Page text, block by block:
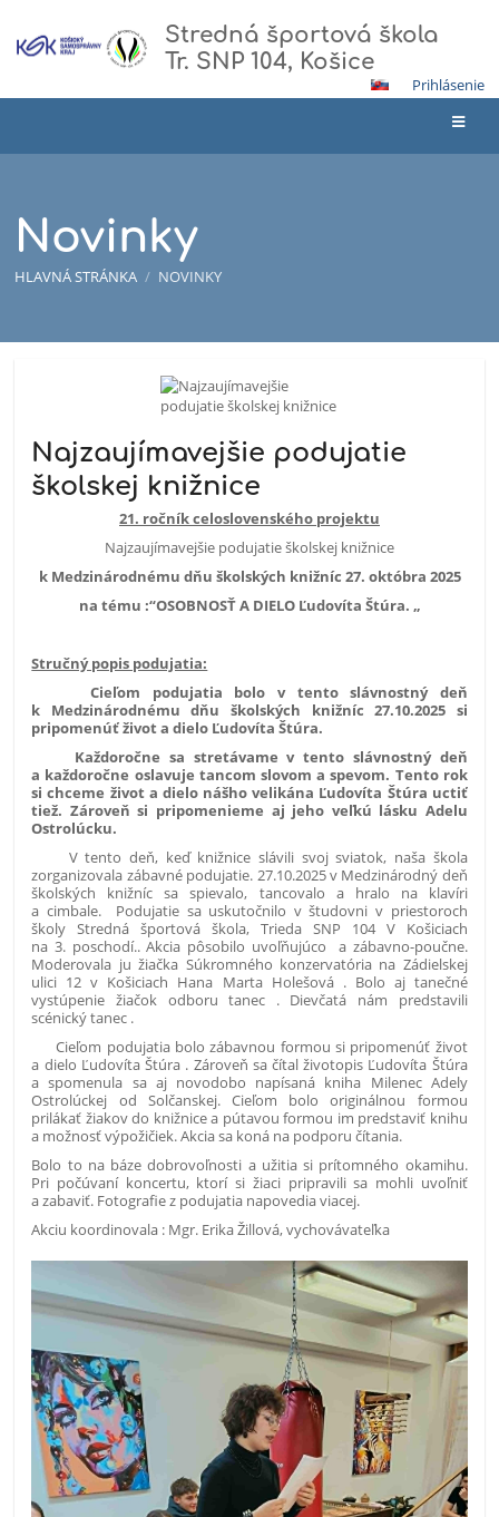
Stredná športová škola
Tr. SNP 104, Košice
Prihlásenie
Novinky
HLAVNÁ STRÁNKA / NOVINKY
Najzaujímavejšie podujatie
školskej knižnice
21. ročník celoslovenského projektu
Najzaujímavejšie podujatie školskej knižnice
k Medzinárodnému dňu školských knižníc 27. októbra 2025
na tému :“OSOBNOSŤ A DIELO Ľudovíta Štúra. „
Stručný popis podujatia:
Cieľom podujatia bolo v tento slávnostný deň
k Medzinárodnému dňu školských knižníc 27.10.2025 si
pripomenúť život a dielo Ľudovíta Štúra.
Každoročne sa stretávame v tento slávnostný deň
a každoročne oslavuje tancom slovom a spevom. Tento rok
si chceme život a dielo nášho velikána Ľudovíta Štúra uctiť
tiež. Zároveň si pripomenieme aj jeho veľkú lásku Adelu
Ostrolúcku.
V tento deň, keď knižnice slávili svoj sviatok, naša škola
zorganizovala zábavné podujatie. 27.10.2025 v Medzinárodný deň
školských knižníc sa spievalo, tancovalo a hralo na klavíri
a cimbale. Podujatie sa uskutočnilo v študovni v priestoroch
školy Stredná športová škola, Trieda SNP 104 V Košiciach
na 3. poschodí.. Akcia pôsobilo uvoľňujúco a zábavno-poučne.
Moderovala ju žiačka Súkromného konzervatória na Zádielskej
ulici 12 v Košiciach Hana Marta Holešová . Bolo aj tanečné
vystúpenie žiačok odboru tanec . Dievčatá nám predstavili
scénický tanec .
Cieľom podujatia bolo zábavnou formou si pripomenúť život
a dielo Ľudovíta Štúra . Zároveň sa čítal životopis Ľudovíta Štúra
a spomenula sa aj novodobo napísaná kniha Milenec Adely
Ostrolúckej od Solčanskej. Cieľom bolo originálnou formou
prilákať žiakov do knižnice a pútavou formou im predstaviť knihu
a možnosť výpožičiek. Akcia sa koná na podporu čítania.
Bolo to na báze dobrovoľnosti a užitia si prítomného okamihu.
Pri počúvaní koncertu, ktorí si žiaci pripravili sa mohli uvoľniť
a zabaviť. Fotografie z podujatia napovedia viacej.
Akciu koordinovala : Mgr. Erika Žillová, vychovávateľka